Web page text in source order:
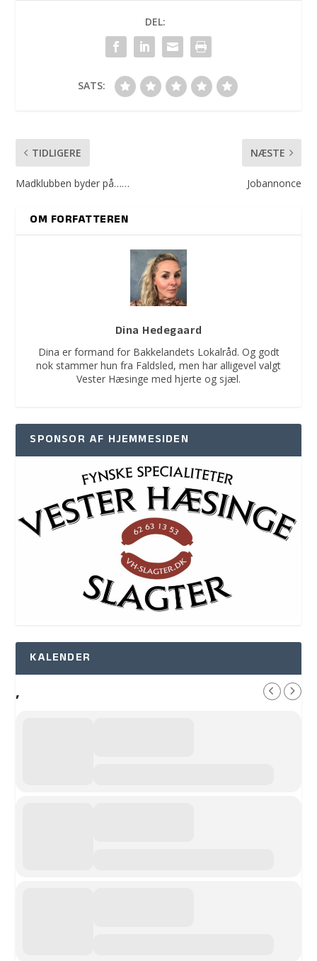
DEL:
SATS:
TIDLIGERE
Madklubben byder på……
NÆSTE
Jobannonce
OM FORFATTEREN
Dina Hedegaard
Dina er formand for Bakkelandets Lokalråd. Og godt
nok stammer hun fra Faldsled, men har alligevel valgt
Vester Hæsinge med hjerte og sjæl.
SPONSOR AF HJEMMESIDEN
KALENDER
,